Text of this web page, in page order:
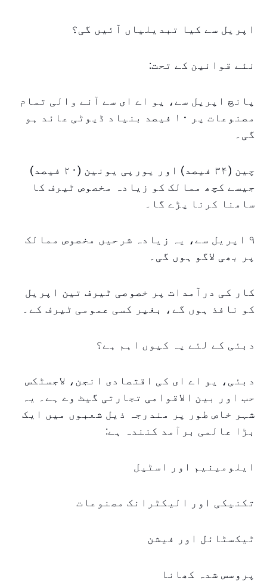
اپریل سے کیا تبدیلیاں آئیں گی؟
نئے قوانین کے تحت:
پانچ اپریل سے، یو اے ای سے آنے والی تمام
مصنوعات پر ۱۰ فیصد بنیاد ڈیوٹی عائد ہو
گی۔
چین (۳۴ فیصد) اور یورپی یونین (۲۰ فیصد)
جیسے کچھ ممالک کو زیادہ مخصوص ٹیرف کا
سامنا کرنا پڑے گا۔
۹ اپریل سے، یہ زیادہ شرحیں مخصوص ممالک
پر بھی لاگو ہوں گی۔
کار کی درآمدات پر خصوصی ٹیرف تین اپریل
کو نافذ ہوں گے، بغیر کسی عمومی ٹیرف کے۔
دبئی کے لئے یہ کیوں اہم ہے؟
دبئی، یو اے ای کی اقتصادی انجن، لاجسٹکس
حب اور بین الاقوامی تجارتی گیٹ وے ہے۔ یہ
شہر خاص طور پر مندرجہ ذیل شعبوں میں ایک
بڑا عالمی برآمد کنندہ ہے:
ایلومینیم اور اسٹیل
تکنیکی اور الیکٹرانک مصنوعات
ٹیکسٹائل اور فیشن
پروسس شدہ کھانا